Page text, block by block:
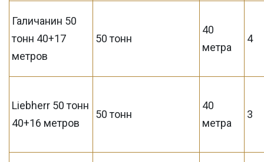
Галичанин 50
тонн 40+17
метров
50 тонн
40
метра
4
Liebherr 50 тонн
40+16 метров
50 тонн
40
метра
3